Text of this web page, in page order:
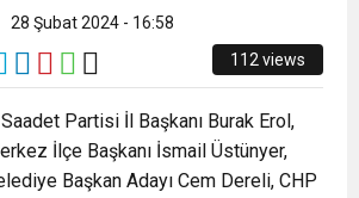
Hakarete Suç Duyurusu
Anma Gençlik ve Spor
Coşkuyla Kutladık.
DESTEK
28 Şubat 2024 - 16:58
112 views
Partisi İl Başkanı Burak Erol,
İlçe Başkanı İsmail Üstünyer,
Başkan Adayı Cem Dereli, CHP